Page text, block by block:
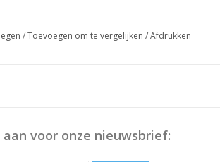
5x
Base Coat aan
/Toevoegen om te vergelijken /Afdrukken
voor onze nieuwsbrief: